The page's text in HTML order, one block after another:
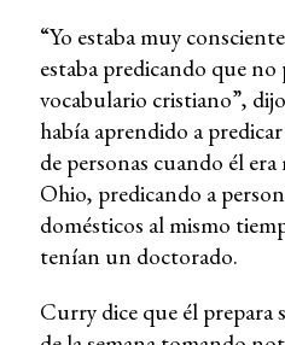
“Yo estaba muy
estaba predicando que
vocabulario cristiano”,
había aprendido a
de personas cuando él
Ohio, predicando a
domésticos al mismo
tenían un doctorado.
Curry dice que él prepara